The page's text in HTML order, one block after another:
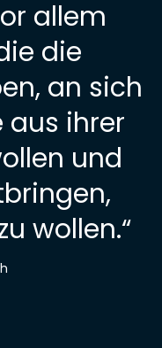
allem
die
an sich
aus ihrer
und
wollen.“